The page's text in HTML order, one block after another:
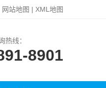
网站地图 | XML地图
热线：
8901